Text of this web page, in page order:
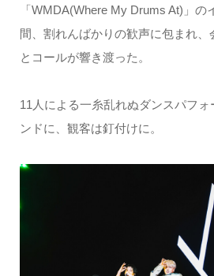
「WMDA(Where My Drums At)」の
間、割れんばかりの歓声に包まれ、
とコールが響き渡った。
11人による一糸乱れぬダンスパフ
ンドに、観客は釘付けに。